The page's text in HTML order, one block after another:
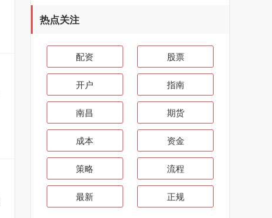
热点关注
配资 股票
开户 指南
南昌 期货
成本 资金
策略 流程
最新 正规